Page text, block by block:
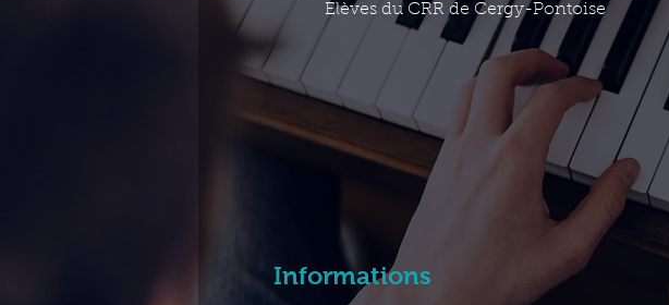
Elèves du CRR de Cergy-Pontoise
Informations